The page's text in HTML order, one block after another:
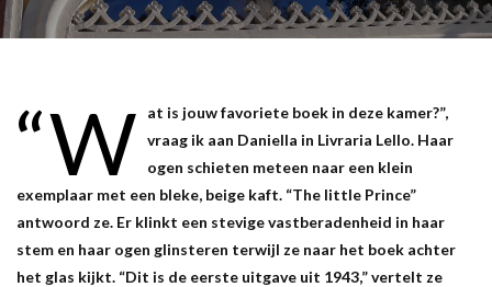
“W
at is jouw favoriete boek in deze kamer?”,
vraag ik aan Daniella in Livraria Lello. Haar
ogen schieten meteen naar een klein
exemplaar met een bleke, beige kaft. “The little Prince”
antwoord ze. Er klinkt een stevige vastberadenheid in haar
stem en haar ogen glinsteren terwijl ze naar het boek achter
het glas kijkt. “Dit is de eerste uitgave uit 1943,” vertelt ze